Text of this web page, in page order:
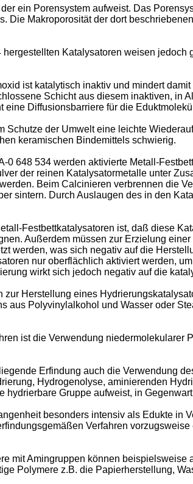
ein Porensystem aufweist. Das
Die Makroporosität der dort
Katalysatoren weisen
ist katalytisch inaktiv und mindert
Schicht aus diesem inaktiven, in
Diffusionsbarriere für die
Schutze der Umwelt eine leichte
keramischen Bindemittels schwierig.
0 648 534 werden aktivierte Metall-
der reinen Katalysatormetalle unter
Beim Calcinieren verbrennen die
sintern. Durch Auslaugen des in den
Festbettkatalysatoren ist, daß diese
Außerdem müssen zur Erzielung
werden, was sich negativ auf die
nur oberflächlich aktiviert werden,
wirkt sich jedoch negativ auf die
zur Herstellung eines
aus Polyvinylalkohol und Wasser oder
ist die Verwendung
Erfindung auch die Verwendung
Hydrogenolyse, aminierenden
Gruppe aufweist, in
besonders intensiv als Edukte
Verfahren
mit Amingruppen können
Polymere z.B. die Papierherstellung,